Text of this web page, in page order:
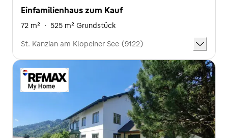
Einfamilienhaus zum Kauf
72 m² · 525 m² Grundstück
St. Kanzian am Klopeiner See (9122)